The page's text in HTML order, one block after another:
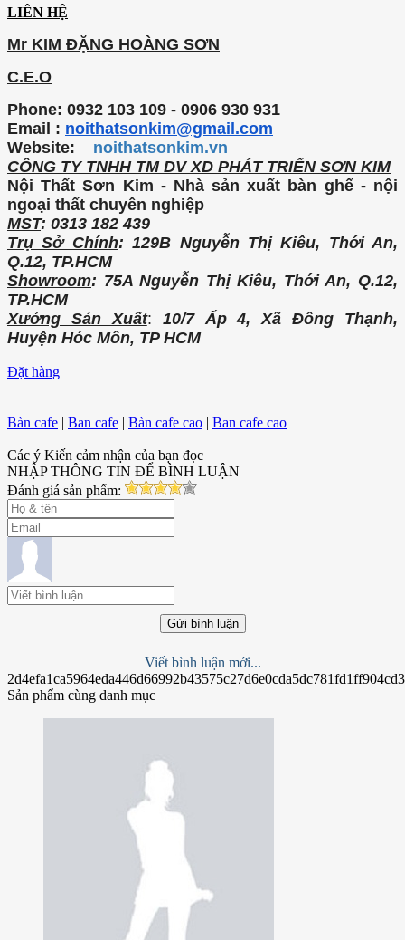
LIÊN HỆ
Mr KIM ĐẶNG HOÀNG SƠN
C.E.O
Phone: 0932 103 109 - 0906 930 931
Email : noithatsonkim@gmail.com
Website: noithatsonkim.vn
CÔNG TY TNHH TM DV XD PHÁT TRIỂN SƠN KIM
Nội Thất Sơn Kim - Nhà sản xuất bàn ghế - nội
ngoại thất chuyên nghiệp
MST: 0313 182 439
Trụ Sở Chính: 129B Nguyễn Thị Kiêu, Thới An,
Q.12, TP.HCM
Showroom: 75A Nguyễn Thị Kiêu, Thới An, Q.12,
TP.HCM
Xưởng Sản Xuất: 10/7 Ấp 4, Xã Đông Thạnh,
Huyện Hóc Môn, TP HCM
Đặt hàng
Bàn cafe | Ban cafe | Bàn cafe cao | Ban cafe cao
Các ý Kiến cảm nhận của bạn đọc
NHẬP THÔNG TIN ĐỂ BÌNH LUẬN
Đánh giá sản phẩm:
Gửi bình luận
Viết bình luận mới...
Sản phẩm cùng danh mục